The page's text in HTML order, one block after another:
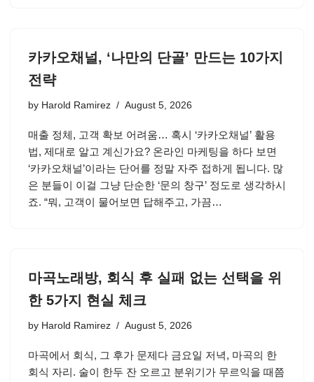
카카오채널, ‘나만의 단골’ 만드는 10가지
전략
by Harold Ramirez August 5, 2026
매출 정체, 고객 확보 어려움… 혹시 ‘카카오채널’ 활용
법, 제대로 알고 계신가요? 온라인 마케팅을 하다 보면
‘카카오채널’이라는 단어를 정말 자주 접하게 됩니다. 많
은 분들이 이걸 그냥 단순한 ‘문의 창구’ 정도로 생각하시
죠. “뭐, 고객이 물어보면 답해주고, 가끔…
마곡노래방, 회식 후 실패 없는 선택을 위
한 5가지 현실 체크
by Harold Ramirez August 5, 2026
마곡에서 회식, 그 후가 문제다 금요일 저녁, 마곡의 한
회식 자리. 술이 한두 잔 오르고 분위기가 무르익을 때쯤